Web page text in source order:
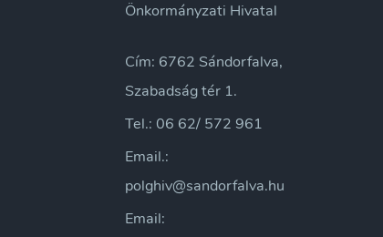
Önkormányzati Hivatal
Cím: 6762 Sándorfalva,
Szabadság tér 1.
Tel.: 06 62/ 572 961
Email.:
polghiv@sandorfalva.hu
Email: